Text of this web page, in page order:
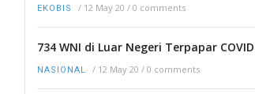
EKOBIS / 12 May 20 / 0 comments
734 WNI di Luar Negeri Terpapar
NASIONAL / 12 May 20 / 0 comments